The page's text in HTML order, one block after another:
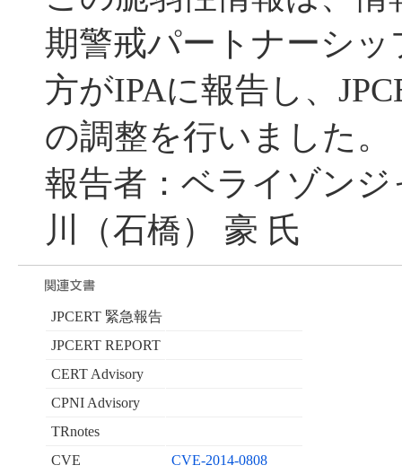
期警戒パートナーシ
方がIPAに報告し、
の調整を行いました。
報告者：ベライゾン
川（石橋） 豪 氏
JPCERT 緊急報告
JPCERT REPORT
CERT Advisory
CPNI Advisory
TRnotes
CVE
CVE-2014-0808